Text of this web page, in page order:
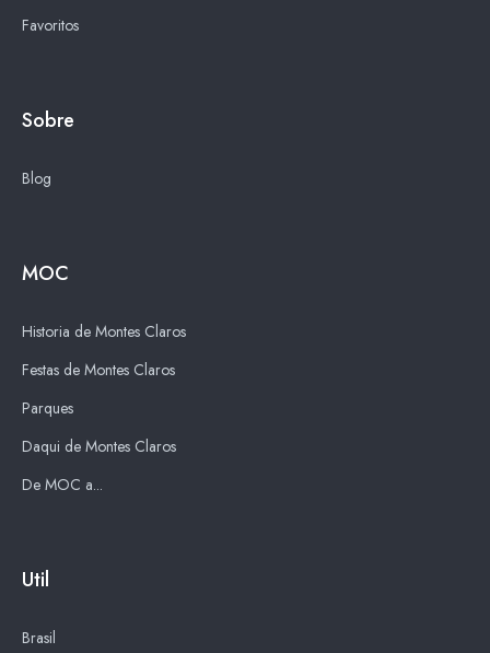
Favoritos
Sobre
Blog
MOC
Historia de Montes Claros
Festas de Montes Claros
Parques
Daqui de Montes Claros
De MOC a...
Util
Brasil